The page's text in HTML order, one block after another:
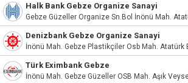
Halk Bank Gebze Organize Sanayi
Denizbank Gebze Organize Sanayi
Türk Eximbank Gebze